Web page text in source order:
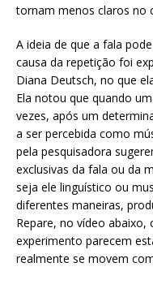
tornam menos claros no
A ideia de que a fala
causa da repetição foi
Diana Deutsch, no que
Ela notou que quando
vezes, após um
a ser percebida como
pela pesquisadora
exclusivas da fala ou da
seja ele linguístico ou
diferentes maneiras,
Repare, no vídeo
experimento parecem
realmente se movem